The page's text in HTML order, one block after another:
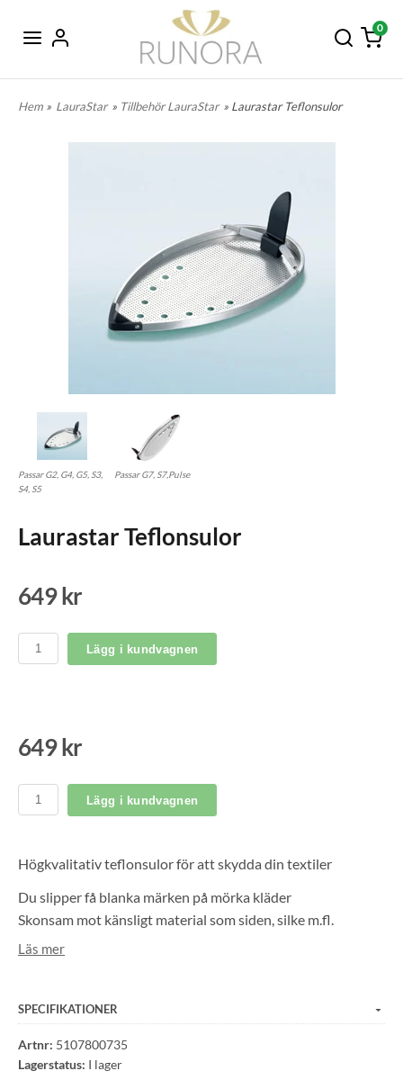
0
Hem » LauraStar » Tillbehör LauraStar » Laurastar Teflonsulor
Passar G2, G4, G5, S3,
S4, S5
Passar G7, S7,Pulse
Laurastar Teflonsulor
649 kr
Lägg i kundvagnen
649 kr
Lägg i kundvagnen
Högkvalitativ teflonsulor för att skydda din textiler
Du slipper få blanka märken på mörka kläder
Skonsam mot känsligt material som siden, silke m.fl.
Ger en lägre temperatur på järnet för extra känsliga
Läs mer
SPECIFIKATIONER
Artnr: 5107800735
Lagerstatus: I lager